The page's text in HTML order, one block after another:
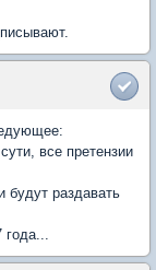
все претензии
будут раздавать
года...